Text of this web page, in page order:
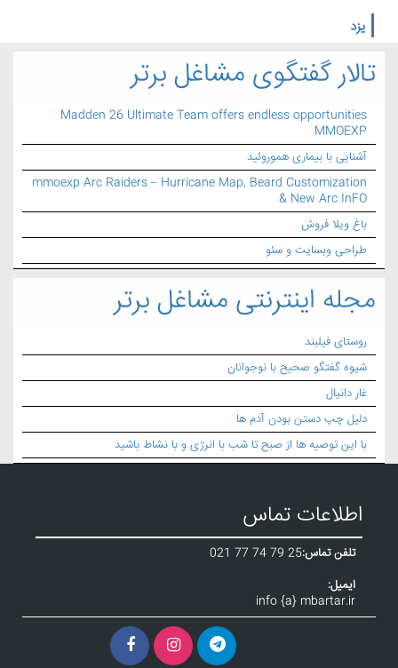
یزد
تالار گفتگوی مشاغل برتر
Madden 26 Ultimate Team offers endless opportunities
MMOEXP
آشنایی با بیماری هموروئید
mmoexp Arc Raiders – Hurricane Map, Beard Customization
& New Arc InFO
باغ ویلا فروش
طراحی وبسایت و سئو
مجله اینترنتی مشاغل برتر
روستای فیلبند
شیوه گفتگو صحیح با نوجوانان
غار دانیال
دلیل چپ دستن بودن آدم ها
با این توصیه ها از صبح تا شب با انرژی و با نشاط باشید
اطلاعات تماس
تلفن تماس:021 77 74 79 25
ایمیل:
info {a} mbartar.ir